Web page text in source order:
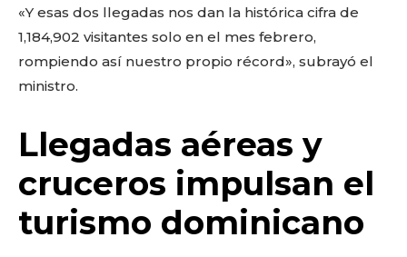
«Y esas dos llegadas nos dan la histórica cifra de
1,184,902 visitantes solo en el mes febrero,
rompiendo así nuestro propio récord», subrayó el
ministro.
Llegadas aéreas y
cruceros impulsan el
turismo dominicano